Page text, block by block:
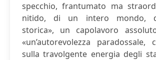
specchio, frantumato ma
nitido, di un intero mondo, di
storica», un capolavoro
«un’autorevolezza
sulla travolgente energia degli